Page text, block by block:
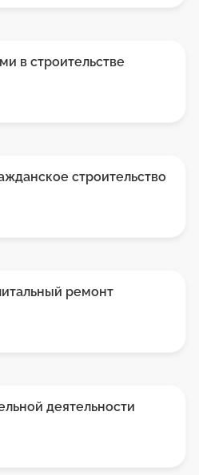
в строительстве
строительство
ремонт
деятельности